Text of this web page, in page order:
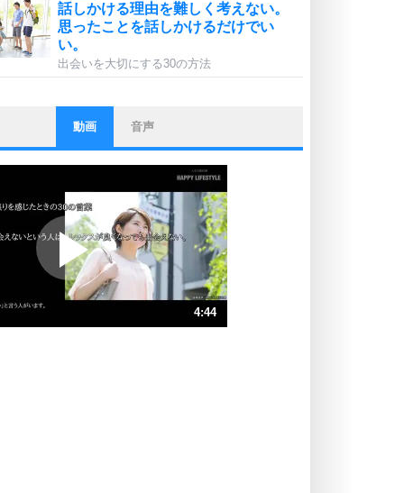
話しかける理由を難しく考えない。
思ったことを話しかけるだけでい
い。
出会いを大切にする30の方法
ストレス対策
他人と比べない。
いっそのこと、他人を見ない。
プラス思考
ポジティブになれない原因は、行動
しないから。
ポジティブ思考になる30の方法
ストレス対策
動画 音声
4:44